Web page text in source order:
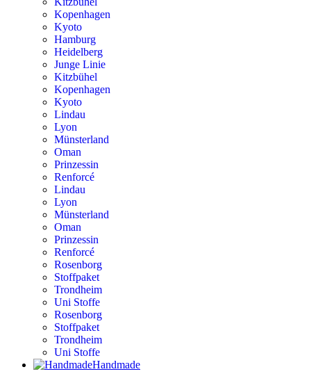
Kopenhagen
Kyoto
Hamburg
Heidelberg
Junge Linie
Kitzbühel
Kopenhagen
Kyoto
Lindau
Lyon
Münsterland
Oman
Prinzessin
Renforcé
Lindau
Lyon
Münsterland
Oman
Prinzessin
Renforcé
Rosenborg
Stoffpaket
Trondheim
Uni Stoffe
Rosenborg
Stoffpaket
Trondheim
Uni Stoffe
Handmade